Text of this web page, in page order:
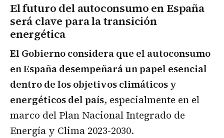
El futuro del autoconsumo en España
será clave para la transición
energética
El Gobierno considera que el autoconsumo
en España desempeñará un papel esencial
dentro de los objetivos climáticos y
energéticos del país, especialmente en el
marco del Plan Nacional Integrado de
Energía y Clima 2023-2030.